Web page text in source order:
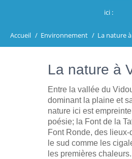
ici :
Accueil / Environnement / La nature
La nature à
Entre la vallée du
dominant la plaine et
nature ici est
poésie; la Font de la
Font Ronde, des
le sud comme les
les premières chaleurs.